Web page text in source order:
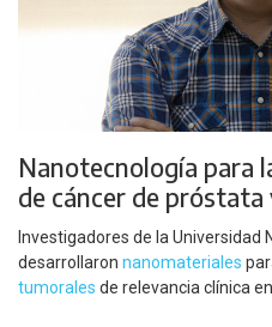
Nanotecnología para
de cáncer de
Investigadores de la Universidad
desarrollaron nanomateriales
tumorales de relevancia clínica en